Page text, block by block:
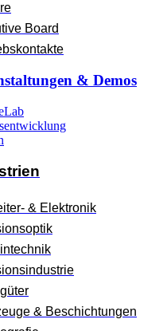
Board
& Demos
& Elektronik
& Beschichtungen